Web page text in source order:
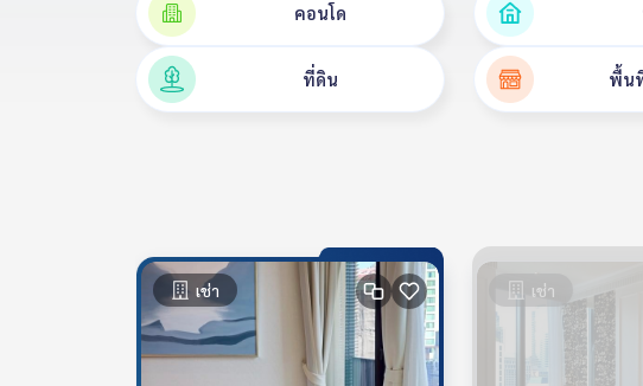
คอนโด
ที่ดิน พื้น
เช่า เช่า